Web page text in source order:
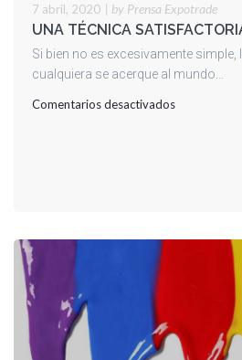
7 abril, 2020 | by Prensa Expotrade
UNA TÉCNICA
Si bien no es excesivamente
cualquiera se acerque al mundo...
Comentarios desactivadosen